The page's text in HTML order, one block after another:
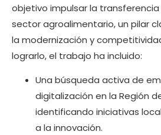
objetivo impulsar la
sector agroalimentario, un pilar
la modernización y
lograrlo, el trabajo ha incluido:
Una búsqueda activa de
digitalización en la Región
identificando iniciativas
a la innovación.